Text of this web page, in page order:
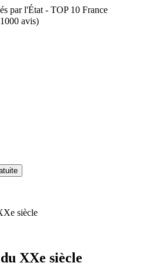
par l'État - TOP 10 France
avis)
siècle
XXe siècle